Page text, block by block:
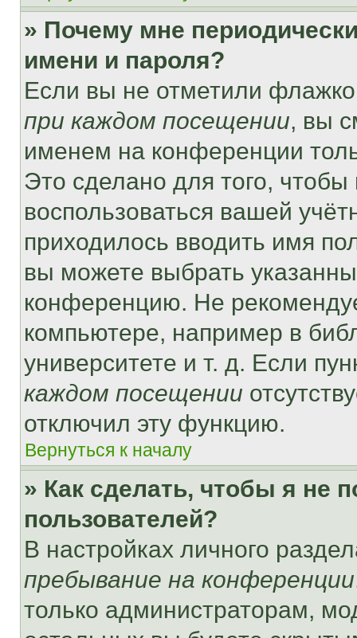
» Почему мне
имени и пароля?
Если вы не отметили
при каждом посещении, вы
именем на конференции
Это сделано для того, чтобы
воспользоваться вашей
приходилось вводить имя
вы можете выбрать
конференцию. Не
компьютере, например в
университете и т. д. Если
каждом посещении
отключил эту функцию.
Вернуться к началу
» Как сделать, чтобы я не
пользователей?
В настройках личного
пребывание на конференции
только администраторам,